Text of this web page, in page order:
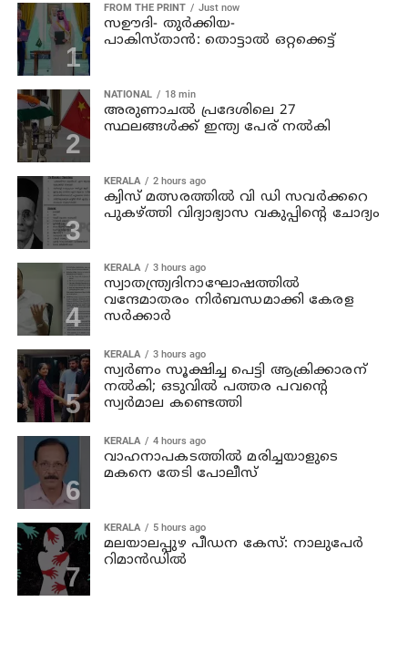
FROM THE PRINT Just now
സഊദി- തുർക്കിയ-
പാകിസ്താൻ: തൊട്ടാൽ ഒറ്റക്കെട്ട്
NATIONAL 18 min
അരുണാചല്‍ പ്രദേശിലെ 27
സ്ഥലങ്ങള്‍ക്ക് ഇന്ത്യ പേര് നല്‍കി
KERALA 2 hours ago
ക്വിസ് മത്സരത്തില്‍ വി ഡി സവര്‍ക്കറെ
പുകഴ്ത്തി വിദ്യാഭ്യാസ വകുപ്പിന്റെ ചോദ്യം
KERALA 3 hours ago
സ്വാതന്ത്ര്യദിനാഘോഷത്തില്‍
വന്ദേമാതരം നിര്‍ബന്ധമാക്കി കേരള
സര്‍ക്കാര്‍
KERALA 3 hours ago
സ്വര്‍ണം സൂക്ഷിച്ച പെട്ടി ആക്രിക്കാരന്
നല്‍കി; ഒടുവില്‍ പത്തര പവന്റെ
സ്വര്‍മാല കണ്ടെത്തി
KERALA 4 hours ago
വാഹനാപകടത്തില്‍ മരിച്ചയാളുടെ
മകനെ തേടി പോലീസ്
KERALA 5 hours ago
മലയാലപ്പുഴ പീഡന കേസ്: നാലുപേര്‍
റിമാന്‍ഡില്‍